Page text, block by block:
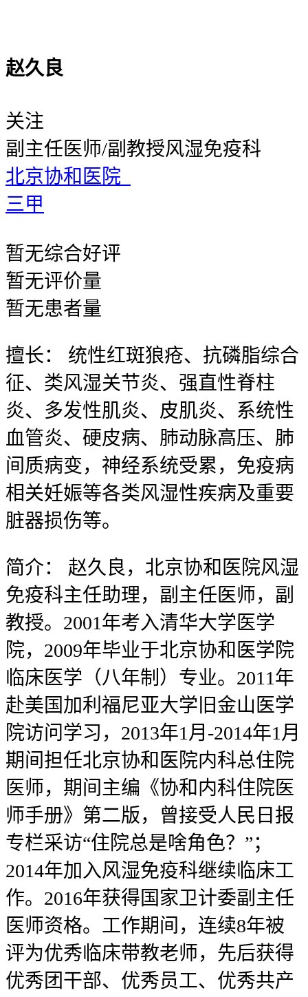
赵久良
关注
副主任医师/副教授风湿免疫科
北京协和医院
三甲
暂无综合好评
暂无评价量
暂无患者量
擅长：
统性红斑狼疮、抗磷脂综合
征、类风湿关节炎、强直性脊柱
炎、多发性肌炎、皮肌炎、系统性
血管炎、硬皮病、肺动脉高压、肺
间质病变，神经系统受累，免疫病
相关妊娠等各类风湿性疾病及重要
脏器损伤等。
简介：
赵久良，北京协和医院风湿
免疫科主任助理，副主任医师，副
教授。2001年考入清华大学医学
院，2009年毕业于北京协和医学院
临床医学（八年制）专业。2011年
赴美国加利福尼亚大学旧金山医学
院访问学习，2013年1月-2014年1月
期间担任北京协和医院内科总住院
医师，期间主编《协和内科住院医
师手册》第二版，曾接受人民日报
专栏采访“住院总是啥角色？”；
2014年加入风湿免疫科继续临床工
作。2016年获得国家卫计委副主任
医师资格。工作期间，连续8年被
评为优秀临床带教老师，先后获得
优秀团干部、优秀员工、优秀共产